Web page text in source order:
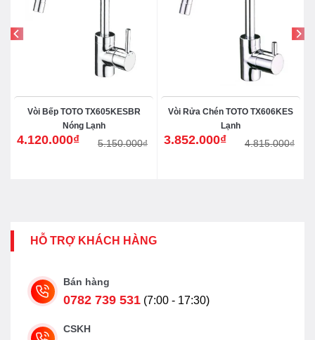
Vòi Bếp TOTO TX605KESBR
Nóng Lạnh
5.150.000₫
Giá
4.120.000₫
Giá
Vòi Rửa Chén TOTO TX606KES
Lạnh
4.815.000₫
Giá
3.852.000₫
Giá
HỖ TRỢ KHÁCH HÀNG
Bán hàng
0782 739 531 (7:00 - 17:30)
CSKH